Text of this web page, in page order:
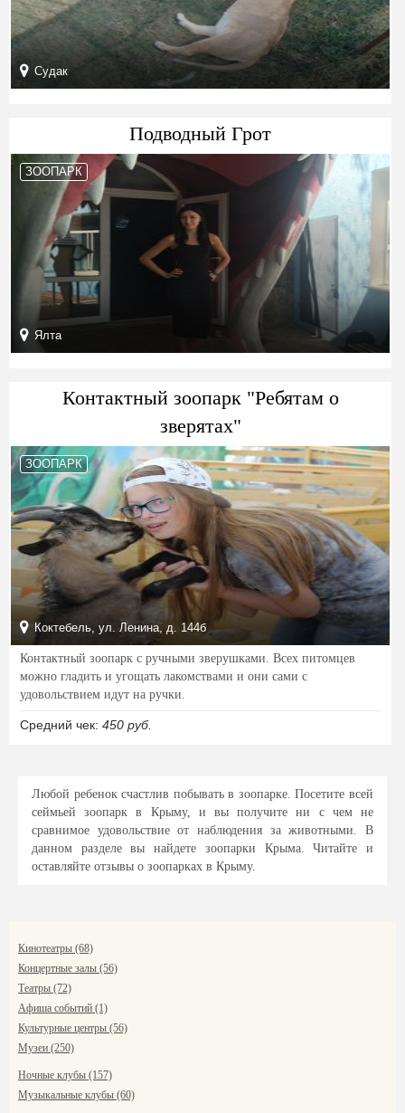
Судак
Подводный Грот
ЗООПАРК
Ялта
Контактный зоопарк "Ребятам о
зверятах"
ЗООПАРК
Коктебель, ул. Ленина, д. 144б
Контактный зоопарк с ручными зверушками. Всех питомцев
можно гладить и угощать лакомствами и они сами с
удовольствием идут на ручки.
Средний чек: 450 руб.
Любой ребенок счастлив побывать в зоопарке. Посетите всей
сеймьей зоопарк в Крыму, и вы получите ни с чем не
сравнимое удовольствие от наблюдения за животными. В
данном разделе вы найдете зоопарки Крыма. Читайте и
оставляйте отзывы о зоопарках в Крыму.
Кинотеатры (68)
Концертные залы (56)
Театры (72)
Афиша событий (1)
Культурные центры (56)
Музеи (250)
Ночные клубы (157)
Музыкальные клубы (60)